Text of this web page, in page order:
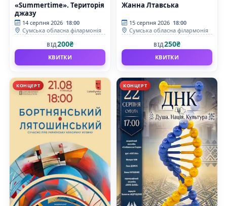
«Summertime». Територія
джазу
14 серпня 2026 18:00
Сумська обласна філармонія
ВІД200₴
КВИТКИ
Жанна Лтавська
15 серпня 2026 18:00
Сумська обласна філармонія
ВІД250₴
КВИТКИ
КОНЦЕРТ КОНЦЕРТ